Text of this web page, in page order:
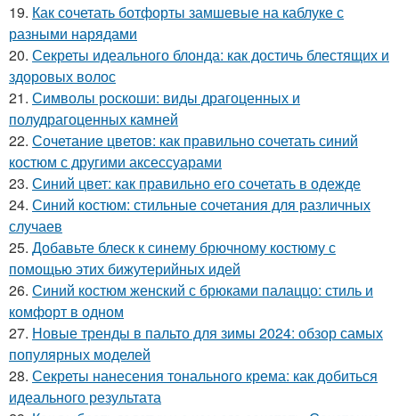
19. Как сочетать ботфорты замшевые на каблуке с
разными нарядами
20. Секреты идеального блонда: как достичь блестящих и
здоровых волос
21. Символы роскоши: виды драгоценных и
полудрагоценных камней
22. Сочетание цветов: как правильно сочетать синий
костюм с другими аксессуарами
23. Синий цвет: как правильно его сочетать в одежде
24. Синий костюм: стильные сочетания для различных
случаев
25. Добавьте блеск к синему брючному костюму с
помощью этих бижутерийных идей
26. Синий костюм женский с брюками палаццо: стиль и
комфорт в одном
27. Новые тренды в пальто для зимы 2024: обзор самых
популярных моделей
28. Секреты нанесения тонального крема: как добиться
идеального результата